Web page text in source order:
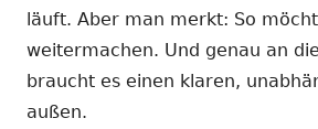
läuft. Aber man merkt: So
weitermachen. Und genau an
braucht es einen klaren,
außen.